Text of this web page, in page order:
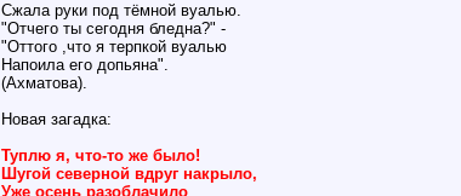
Сжала руки под тёмной вуалью.
"Отчего ты сегодня бледна?" -
"Оттого ,что я терпкой вуалью
Напоила его допьяна".
(Ахматова).
Новая загадка:
Туплю я, что-то же было!
Шугой северной вдруг накрыло,
Уже осень разоблачило